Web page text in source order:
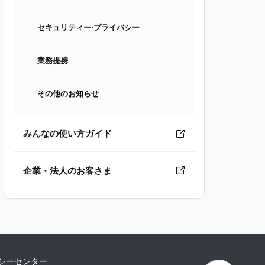
セキュリティー⋅プライバシー
業務提携
その他のお知らせ
みんなの使い方ガイド
企業・法人のお客さま
ーセンター